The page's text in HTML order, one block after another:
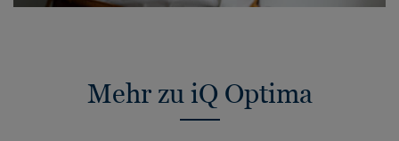
Mehr zu iQ Optima